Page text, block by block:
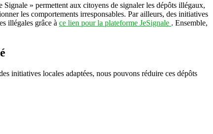
» permettent aux citoyens de signaler les dépôts illégaux,
les comportements irresponsables. Par ailleurs, des initiatives
illégales grâce à ce lien pour la plateforme JeSignale . Ensemble,
initiatives locales adaptées, nous pouvons réduire ces dépôts